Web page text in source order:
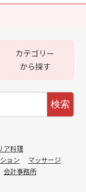
カテゴリー
から探す
検索
ア料理
ョン
マッサージ
会計事務所